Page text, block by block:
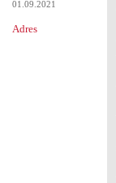
01.09.2021
Adres